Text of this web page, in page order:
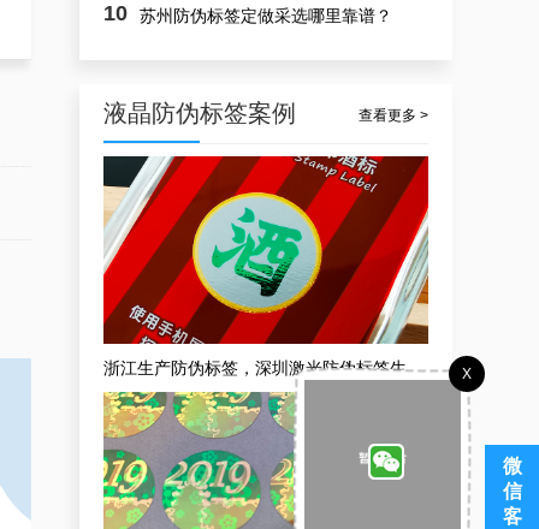
10 苏州防伪标签定做采选哪里靠谱？
液晶防伪标签案例 查看更多 >
浙江生产防伪标签，深圳激光防伪标签生产企业定做案例
微
信
客
X